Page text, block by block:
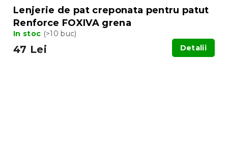
Lenjerie de pat creponata pentru patut
Renforce FOXIVA grena
In stoc (>10 buc)
47 Lei Detalii